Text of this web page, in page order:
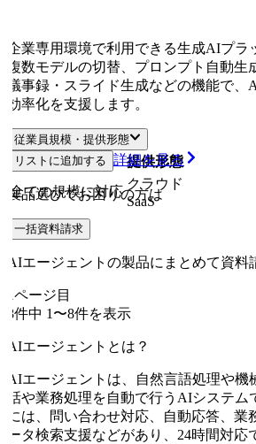
業専用環境で利用できる生成AIプラッ
数モデルの切替、プロンプト自動生成
事録・スライド生成などの機能で、AI
率化を支援します。
従業員規模・提供形態
従業員規模
提供形態
ての規模に対応
クラウド
SaaS
リストに追加する 詳細を見る
品選びでお困りの方は
一括資料請求
エージェントの製品にまとめて資料請
ページ目
件中1 〜8件を表示
エージェントとは？
エージェントは、自然言語処理や機械
や業務処理を自動で行うAIシステムで
は、問い合わせ対応、自動応答、業務
タ検索支援などがあり、24時間対応で